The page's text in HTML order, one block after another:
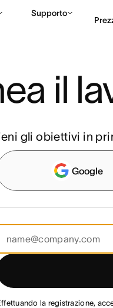
Supporto
il
gli obiettivi in
Google
la registrazione,